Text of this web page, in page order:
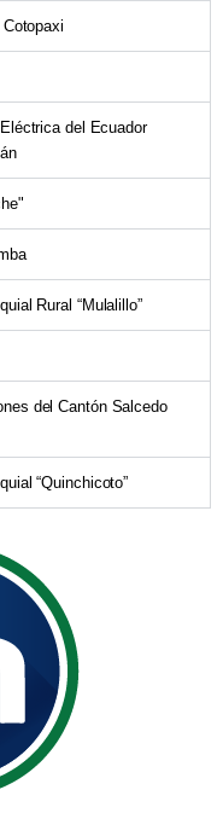
del Ecuador
Rural “Mulalillo”
del Cantón Salcedo
“Quinchicoto”